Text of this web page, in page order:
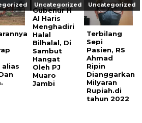
alias
Uncategorized
Gubenur H
Al Haris
Menghadiri
Halal
Bilhalal, Di
Sambut
Hangat
Oleh PJ
Muaro
Jambi
Uncategorized
Terbilang
Sepi
Pasien, RS
Ahmad
Ripin
Dianggarkan
Milyaran
Rupiah.di
tahun 2022